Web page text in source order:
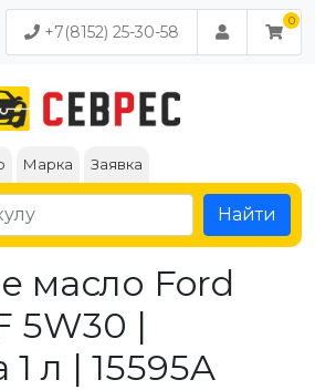
+7(8152) 25-30-58
Марка Заявка
Найти
масло Ford
5W30 |
л | 15595A